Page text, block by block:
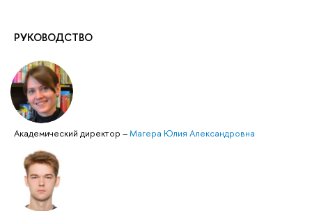
РУКОВОДСТВО
Академический директор –Магера Юлия Александровна